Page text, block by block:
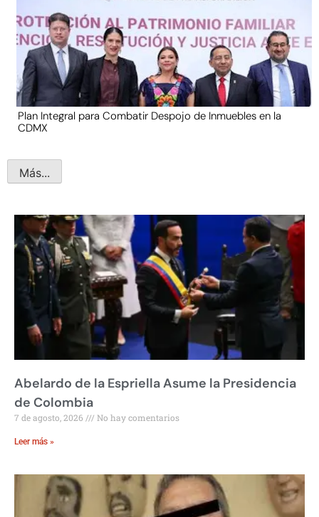
Plan Integral para Combatir Despojo de Inmuebles en la
CDMX
Más...
Abelardo de la Espriella Asume la Presidencia
de Colombia
7 de agosto, 2026 No hay comentarios
Leer más »